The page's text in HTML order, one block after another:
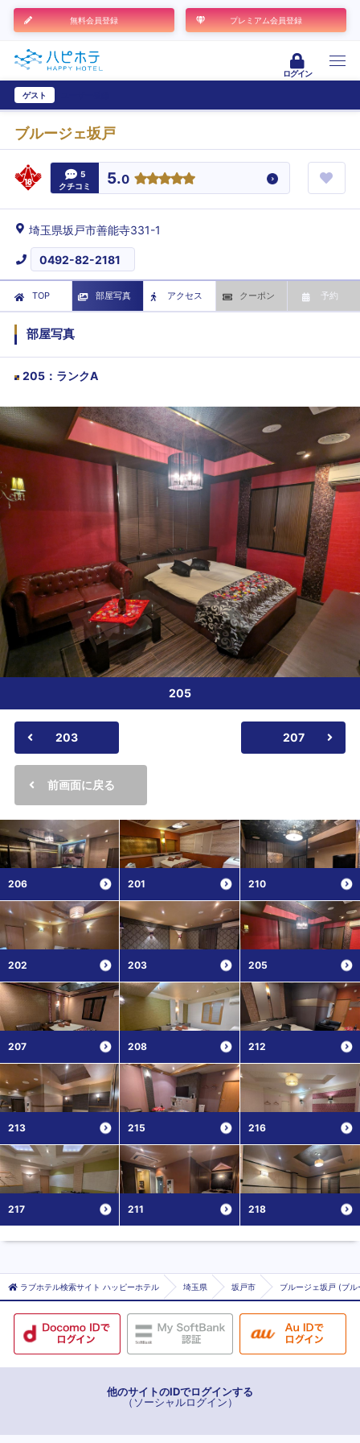
無料会員登録 プレミアム会員登録
ログイン
ゲスト
ブルージェ坂戸
5
クチコミ
5.0
埼玉県坂戸市善能寺331-1
0492-82-2181
TOP 部屋写真 アクセス クーポン 予約
部屋写真
205 ： ランクA
205
203 207
前画面に戻る
206 201 210
202 203 205
207 208 212
213 215 216
217 211 218
ラブホテル検索サイト ハッピーホテル 埼玉県 坂戸市 ブルージェ坂戸 (ブ
他のサイトのIDでログインする
（ソーシャルログイン）